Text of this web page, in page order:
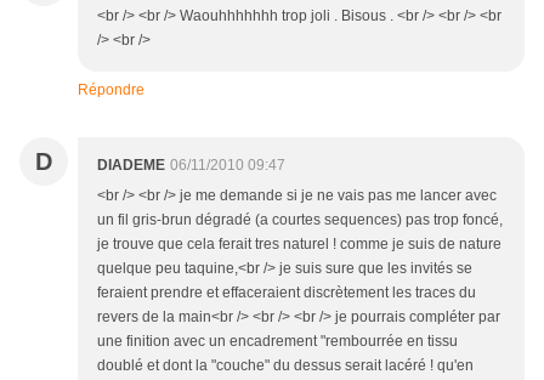
<br /> <br /> Waouhhhhhhh trop joli . Bisous . <br /> <br /> <br
/> <br />
Répondre
D DIADEME 06/11/2010 09:47
<br /> <br /> je me demande si je ne vais pas me lancer avec
un fil gris-brun dégradé (a courtes sequences) pas trop foncé,
je trouve que cela ferait tres naturel ! comme je suis de nature
quelque peu taquine,<br /> je suis sure que les invités se
feraient prendre et effaceraient discrètement les traces du
revers de la main<br /> <br /> <br /> je pourrais compléter par
une finition avec un encadrement "rembourrée en tissu
doublé et dont la "couche" du dessus serait lacéré ! qu'en